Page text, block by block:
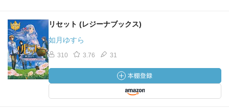
リセット (レジーナブックス)
如月ゆすら
310 3.76 31